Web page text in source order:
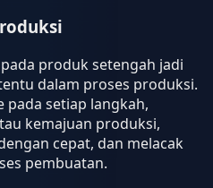
produk setengah jadi
dalam proses produksi.
pada setiap langkah,
kemajuan produksi,
cepat, dan melacak
pembuatan.